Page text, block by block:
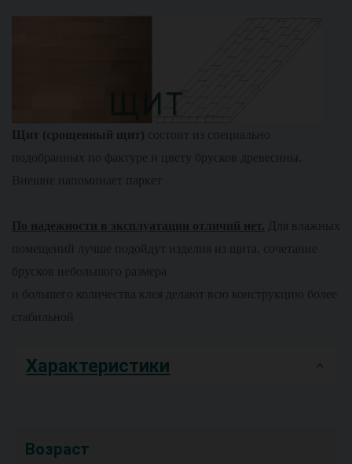
Щит (срощенный щит) состоит из специально
подобранных по фактуре и цвету брусков древесины.
Внешне напоминает паркет
По надежности в эксплуатации отличий нет. Для влажных
помещений лучше подойдут изделия из щита, сочетание
брусков небольшого размера
и большего количества клея делают всю конструкцию более
стабильной
Характеристики
Возраст